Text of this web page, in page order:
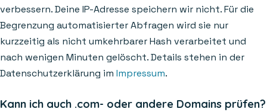
verbessern. Deine IP-Adresse speichern wir nicht. Für die
Begrenzung automatisierter Abfragen wird sie nur
kurzzeitig als nicht umkehrbarer Hash verarbeitet und
nach wenigen Minuten gelöscht. Details stehen in der
Datenschutzerklärung im Impressum.
Kann ich auch .com- oder andere Domains prüfen?